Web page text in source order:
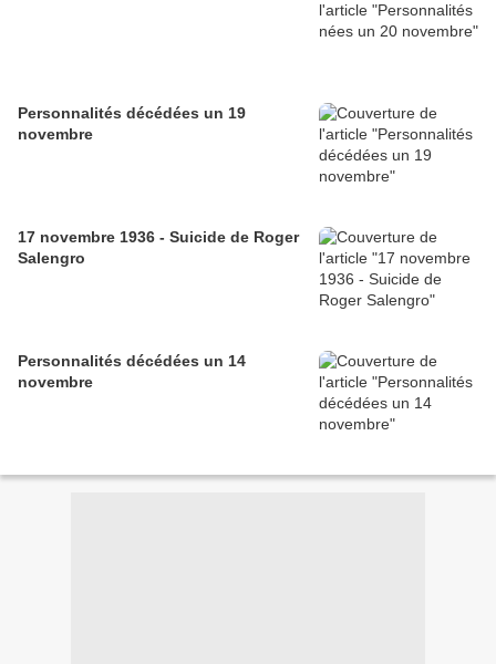
Personnalités décédées un 19
novembre
17 novembre 1936 - Suicide de Roger
Salengro
Personnalités décédées un 14
novembre